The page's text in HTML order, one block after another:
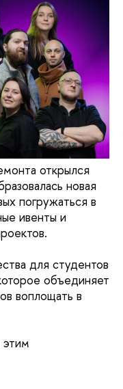
открылся
новая
погружаться в
ивенты и
для студентов
объединяет
воплощать в
этим